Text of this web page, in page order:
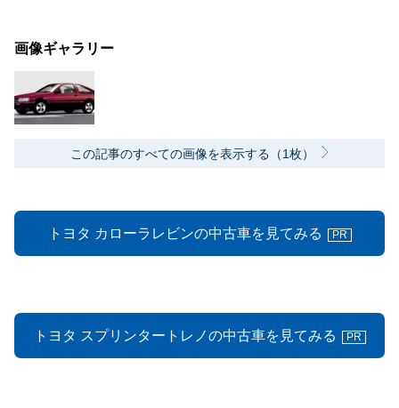
画像ギャラリー
この記事のすべての画像を表示する（1枚）
トヨタ カローラレビンの中古車を見てみる PR
トヨタ スプリンタートレノの中古車を見てみる PR